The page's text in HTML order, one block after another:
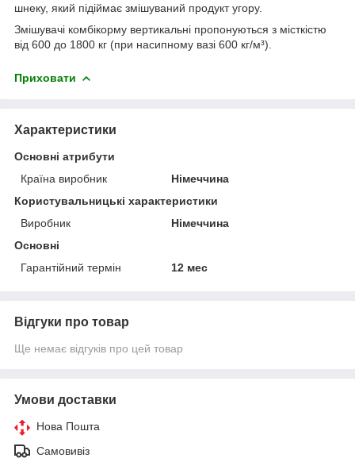
шнеку, який підіймає змішуваний продукт угору.
Змішувачі комбікорму вертикальні пропонуються з місткістю
від 600 до 1800 кг (при насипному вазі 600 кг/м³).
Приховати
Характеристики
Основні атрибути
Країна виробник
Німеччина
Користувальницькі характеристики
Виробник
Німеччина
Основні
Гарантійний термін
12 мес
Відгуки про товар
Ще немає відгуків про цей товар
Умови доставки
Нова Пошта
Самовивіз